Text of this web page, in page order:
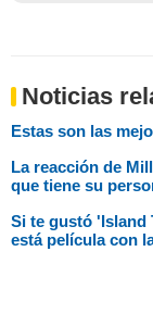
Noticias
Estas son las
La reacción de
que tiene su
Si te gustó 'Island
está película con